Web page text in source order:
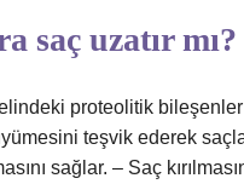
saç uzatır mı?
proteolitik
teşvik ederek
sağlar. – Saç